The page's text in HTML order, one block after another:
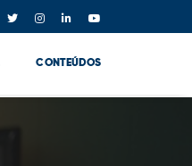
CONTEÚDOS